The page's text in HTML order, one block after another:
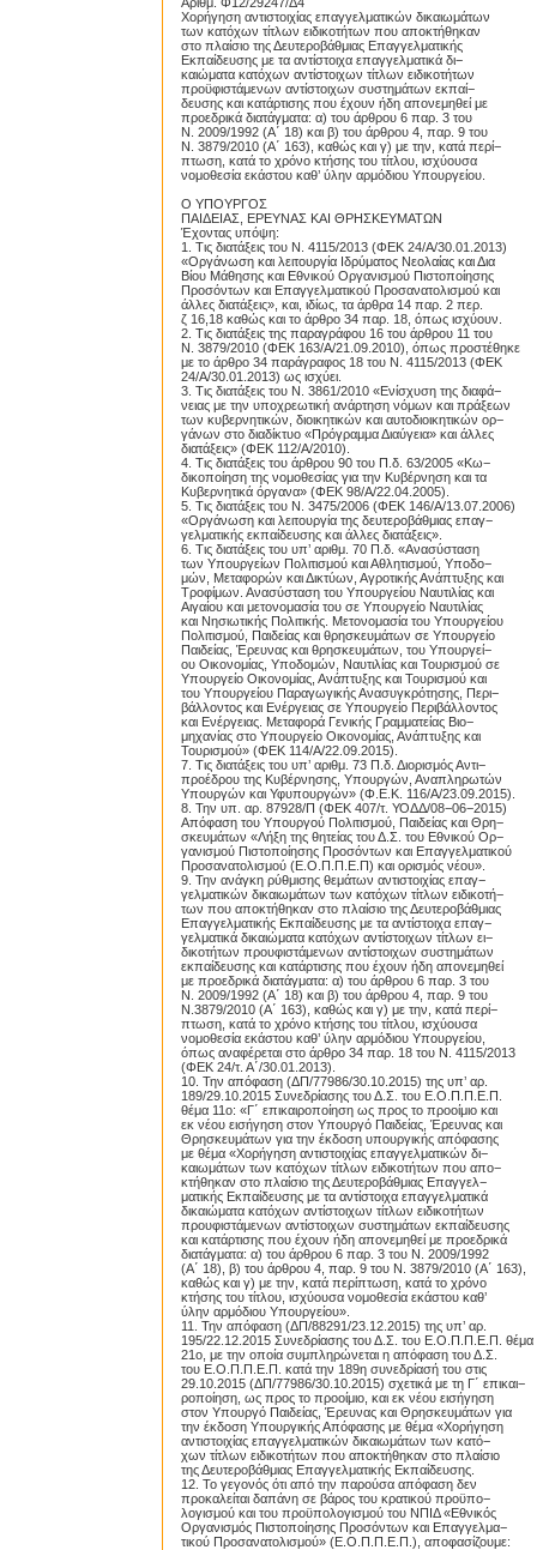
Χορήγηση αντιστοιχίας επαγγελματικών δικαιωμάτων
των κατόχων τίτλων ειδικοτήτων που αποκτήθηκαν
στο πλαίσιο της Δευτεροβάθμιας Επαγγελματικής
Εκπαίδευσης με τα αντίστοιχα επαγγελματικά δι−
καιώματα κατόχων αντίστοιχων τίτλων ειδικοτήτων
προϋφιστάμενων αντίστοιχων συστημάτων εκπαί−
δευσης και κατάρτισης που έχουν ήδη απονεμηθεί με
προεδρικά διατάγματα: α) του άρθρου 6 παρ. 3 του
Ν. 2009/1992 (Α΄ 18) και β) του άρθρου 4, παρ. 9 του
Ν. 3879/2010 (Α΄ 163), καθώς και γ) με την, κατά περί−
πτωση, κατά το χρόνο κτήσης του τίτλου, ισχύουσα
νομοθεσία εκάστου καθ’ ύλην αρμόδιου Υπουργείου.
Ο ΥΠΟΥΡΓΟΣ
ΠΑΙΔΕΙΑΣ, ΕΡΕΥΝΑΣ ΚΑΙ ΘΡΗΣΚΕΥΜΑΤΩΝ
Έχοντας υπόψη:
1. Τις διατάξεις του Ν. 4115/2013 (ΦΕΚ 24/Α/30.01.2013)
«Οργάνωση και λειτουργία Ιδρύματος Νεολαίας και Δια
Βίου Μάθησης και Εθνικού Οργανισμού Πιστοποίησης
Προσόντων και Επαγγελματικού Προσανατολισμού και
άλλες διατάξεις», και, ιδίως, τα άρθρα 14 παρ. 2 περ.
ζ 16,18 καθώς και το άρθρο 34 παρ. 18, όπως ισχύουν.
2. Τις διατάξεις της παραγράφου 16 του άρθρου 11 του
Ν. 3879/2010 (ΦΕΚ 163/Α/21.09.2010), όπως προστέθηκε
με το άρθρο 34 παράγραφος 18 του Ν. 4115/2013 (ΦΕΚ
24/Α/30.01.2013) ως ισχύει.
3. Τις διατάξεις του Ν. 3861/2010 «Ενίσχυση της διαφά−
νειας με την υποχρεωτική ανάρτηση νόμων και πράξεων
των κυβερνητικών, διοικητικών και αυτοδιοικητικών ορ−
γάνων στο διαδίκτυο «Πρόγραμμα Διαύγεια» και άλλες
διατάξεις» (ΦΕΚ 112/Α/2010).
4. Τις διατάξεις του άρθρου 90 του Π.δ. 63/2005 «Κω−
δικοποίηση της νομοθεσίας για την Κυβέρνηση και τα
Κυβερνητικά όργανα» (ΦΕΚ 98/Α/22.04.2005).
5. Τις διατάξεις του Ν. 3475/2006 (ΦΕΚ 146/Α/13.07.2006)
«Οργάνωση και λειτουργία της δευτεροβάθμιας επαγ−
γελματικής εκπαίδευσης και άλλες διατάξεις».
6. Τις διατάξεις του υπ’ αριθμ. 70 Π.δ. «Ανασύσταση
των Υπουργείων Πολιτισμού και Αθλητισμού, Υποδο−
μών, Μεταφορών και Δικτύων, Αγροτικής Ανάπτυξης και
Τροφίμων. Ανασύσταση του Υπουργείου Ναυτιλίας και
Αιγαίου και μετονομασία του σε Υπουργείο Ναυτιλίας
και Νησιωτικής Πολιτικής. Μετονομασία του Υπουργείου
Πολιτισμού, Παιδείας και θρησκευμάτων σε Υπουργείο
Παιδείας, Έρευνας και θρησκευμάτων, του Υπουργεί−
ου Οικονομίας, Υποδομών, Ναυτιλίας και Τουρισμού σε
Υπουργείο Οικονομίας, Ανάπτυξης και Τουρισμού και
του Υπουργείου Παραγωγικής Ανασυγκρότησης, Περι−
βάλλοντος και Ενέργειας σε Υπουργείο Περιβάλλοντος
και Ενέργειας. Μεταφορά Γενικής Γραμματείας Βιο−
μηχανίας στο Υπουργείο Οικονομίας, Ανάπτυξης και
Τουρισμού» (ΦΕΚ 114/Α/22.09.2015).
7. Τις διατάξεις του υπ’ αριθμ. 73 Π.δ. Διορισμός Αντι−
προέδρου της Κυβέρνησης, Υπουργών, Αναπληρωτών
Υπουργών και Υφυπουργών» (Φ.Ε.Κ. 116/Α/23.09.2015).
8. Την υπ. αρ. 87928/Π (ΦΕΚ 407/τ. ΥΟΔΔ/08−06−2015)
Απόφαση του Υπουργού Πολιτισμού, Παιδείας και Θρη−
σκευμάτων «Λήξη της θητείας του Δ.Σ. του Εθνικού Ορ−
γανισμού Πιστοποίησης Προσόντων και Επαγγελματικού
Προσανατολισμού (Ε.Ο.Π.Π.Ε.Π) και ορισμός νέου».
9. Την ανάγκη ρύθμισης θεμάτων αντιστοιχίας επαγ−
γελματικών δικαιωμάτων των κατόχων τίτλων ειδικοτή−
των που αποκτήθηκαν στο πλαίσιο της Δευτεροβάθμιας
Επαγγελματικής Εκπαίδευσης με τα αντίστοιχα επαγ−
γελματικά δικαιώματα κατόχων αντίστοιχων τίτλων ει−
δικοτήτων προυφιστάμενων αντίστοιχων συστημάτων
εκπαίδευσης και κατάρτισης που έχουν ήδη απονεμηθεί
με προεδρικά διατάγματα: α) του άρθρου 6 παρ. 3 του
Ν. 2009/1992 (Α΄ 18) και β) του άρθρου 4, παρ. 9 του
Ν.3879/2010 (Α΄ 163), καθώς και γ) με την, κατά περί−
πτωση, κατά το χρόνο κτήσης του τίτλου, ισχύουσα
νομοθεσία εκάστου καθ’ ύλην αρμόδιου Υπουργείου,
όπως αναφέρεται στο άρθρο 34 παρ. 18 του Ν. 4115/2013
(ΦΕΚ 24/τ. Α΄/30.01.2013).
10. Την απόφαση (ΔΠ/77986/30.10.2015) της υπ’ αρ.
189/29.10.2015 Συνεδρίασης του Δ.Σ. του Ε.Ο.Π.Π.Ε.Π.
θέμα 11ο: «Γ΄ επικαιροποίηση ως προς το προοίμιο και
εκ νέου εισήγηση στον Υπουργό Παιδείας, Έρευνας και
Θρησκευμάτων για την έκδοση υπουργικής απόφασης
με θέμα «Χορήγηση αντιστοιχίας επαγγελματικών δι−
καιωμάτων των κατόχων τίτλων ειδικοτήτων που απο−
κτήθηκαν στο πλαίσιο της Δευτεροβάθμιας Επαγγελ−
ματικής Εκπαίδευσης με τα αντίστοιχα επαγγελματικά
δικαιώματα κατόχων αντίστοιχων τίτλων ειδικοτήτων
προυφιστάμενων αντίστοιχων συστημάτων εκπαίδευσης
και κατάρτισης που έχουν ήδη απονεμηθεί με προεδρικά
διατάγματα: α) του άρθρου 6 παρ. 3 του Ν. 2009/1992
(Α΄ 18), β) του άρθρου 4, παρ. 9 του Ν. 3879/2010 (Α΄ 163),
καθώς και γ) με την, κατά περίπτωση, κατά το χρόνο
κτήσης του τίτλου, ισχύουσα νομοθεσία εκάστου καθ’
ύλην αρμόδιου Υπουργείου».
11. Την απόφαση (ΔΠ/88291/23.12.2015) της υπ’ αρ.
195/22.12.2015 Συνεδρίασης του Δ.Σ. του Ε.Ο.Π.Π.Ε.Π. θέμα
21ο, με την οποία συμπληρώνεται η απόφαση του Δ.Σ.
του Ε.Ο.Π.Π.Ε.Π. κατά την 189η συνεδρίασή του στις
29.10.2015 (ΔΠ/77986/30.10.2015) σχετικά με τη Γ΄ επικαι−
ροποίηση, ως προς το προοίμιο, και εκ νέου εισήγηση
στον Υπουργό Παιδείας, Έρευνας και Θρησκευμάτων για
την έκδοση Υπουργικής Απόφασης με θέμα «Χορήγηση
αντιστοιχίας επαγγελματικών δικαιωμάτων των κατό−
χων τίτλων ειδικοτήτων που αποκτήθηκαν στο πλαίσιο
της Δευτεροβάθμιας Επαγγελματικής Εκπαίδευσης.
12. Το γεγονός ότι από την παρούσα απόφαση δεν
προκαλείται δαπάνη σε βάρος του κρατικού προϋπο−
λογισμού και του προϋπολογισμού του ΝΠΙΔ «Εθνικός
Οργανισμός Πιστοποίησης Προσόντων και Επαγγελμα−
τικού Προσανατολισμού» (Ε.Ο.Π.Π.Ε.Π.), αποφασίζουμε: